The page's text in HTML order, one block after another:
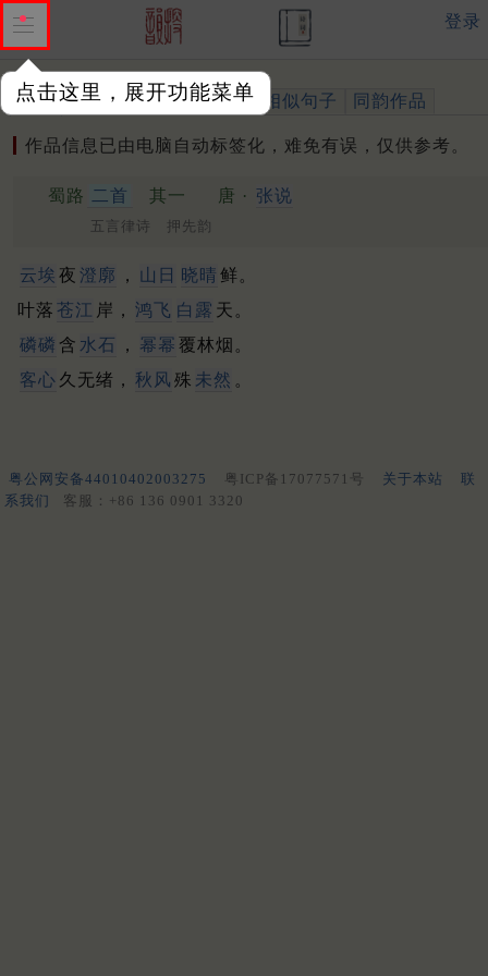
点击这里，展开功能菜单
登录
作品 标注四声 出处、引用 相似句子 同韵作品
作品信息已由电脑自动标签化，难免有误，仅供参考。
蜀路 二首 其一 唐 · 张说
五言律诗 押先韵
云埃 夜 澄廓 ， 山日 晓晴 鲜。
叶落 苍江 岸， 鸿飞 白露 天。
磷磷 含 水石 ， 幂幂 覆林烟。
客心 久无绪， 秋风 殊 未然 。
粤公网安备44010402003275 粤ICP备17077571号 关于本站
联
系我们
客服：+86 136 0901 3320